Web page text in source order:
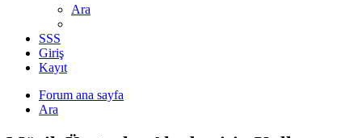
Ara
SSS
Giriş
Kayıt
Forum ana sayfa
Ara